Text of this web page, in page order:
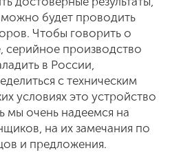
будет проводить
Чтобы говорить о
серийное производство
в России,
с техническим
условиях это устройство
мы очень надеемся на
на их замечания по
и предложения.